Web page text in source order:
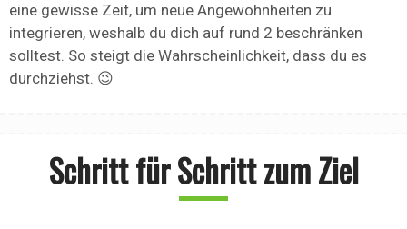
eine gewisse Zeit, um neue Angewohnheiten zu
integrieren, weshalb du dich auf rund 2 beschränken
solltest. So steigt die Wahrscheinlichkeit, dass du es
durchziehst. 😉
Schritt für Schritt zum Ziel